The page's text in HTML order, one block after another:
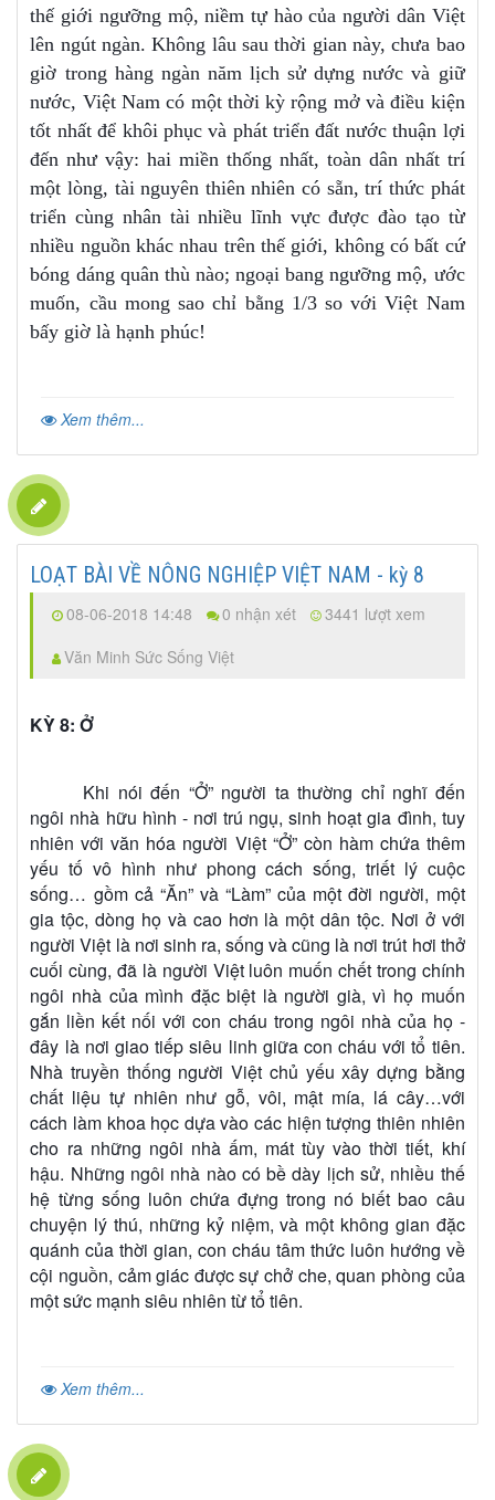
thế giới ngưỡng mộ, niềm tự hào của người dân Việt
lên ngút ngàn. Không lâu sau thời gian này, chưa bao
giờ trong hàng ngàn năm lịch sử dựng nước và giữ
nước, Việt Nam có một thời kỳ rộng mở và điều kiện
tốt nhất để khôi phục và phát triển đất nước thuận lợi
đến như vậy: hai miền thống nhất, toàn dân nhất trí
một lòng, tài nguyên thiên nhiên có sẵn, trí thức phát
triển cùng nhân tài nhiều lĩnh vực được đào tạo từ
nhiều nguồn khác nhau trên thế giới, không có bất cứ
bóng dáng quân thù nào; ngoại bang ngưỡng mộ, ước
muốn, cầu mong sao chỉ bằng 1/3 so với Việt Nam
bấy giờ là hạnh phúc!
Xem thêm...
LOẠT BÀI VỀ NÔNG NGHIỆP VIỆT NAM - kỳ 8
08-06-2018 14:48 0 nhận xét
3441 lượt xem
Văn Minh Sức Sống Việt
KỲ 8: Ở
Khi nói đến “Ở” người ta thường chỉ nghĩ đến
ngôi nhà hữu hình - nơi trú ngụ, sinh hoạt gia đình, tuy
nhiên với văn hóa người Việt “Ở” còn hàm chứa thêm
yếu tố vô hình như phong cách sống, triết lý cuộc
sống… gồm cả “Ăn” và “Làm” của một đời người, một
gia tộc, dòng họ và cao hơn là một dân tộc. Nơi ở với
người Việt là nơi sinh ra, sống và cũng là nơi trút hơi thở
cuối cùng, đã là người Việt luôn muốn chết trong chính
ngôi nhà của mình đặc biệt là người già, vì họ muốn
gắn liền kết nối với con cháu trong ngôi nhà của họ -
đây là nơi giao tiếp siêu linh giữa con cháu với tổ tiên.
Nhà truyền thống người Việt chủ yếu xây dựng bằng
chất liệu tự nhiên như gỗ, vôi, mật mía, lá cây…với
cách làm khoa học dựa vào các hiện tượng thiên nhiên
cho ra những ngôi nhà ấm, mát tùy vào thời tiết, khí
hậu. Những ngôi nhà nào có bề dày lịch sử, nhiều thế
hệ từng sống luôn chứa đựng trong nó biết bao câu
chuyện lý thú, những kỷ niệm, và một không gian đặc
quánh của thời gian, con cháu tâm thức luôn hướng về
cội nguồn, cảm giác được sự chở che, quan phòng của
một sức mạnh siêu nhiên từ tổ tiên.
Xem thêm...